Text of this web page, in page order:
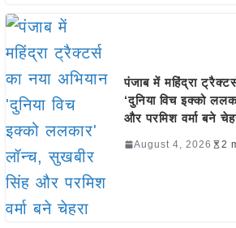
पंजाब में महिंद्रा
‘दुनिया विच इक्को
और परमिश वर्मा बने
August 4, 2026 2